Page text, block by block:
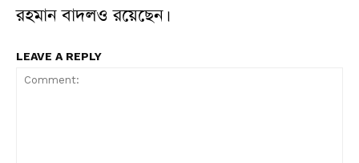
রহমান বাদলও রয়েছেন।
LEAVE A REPLY